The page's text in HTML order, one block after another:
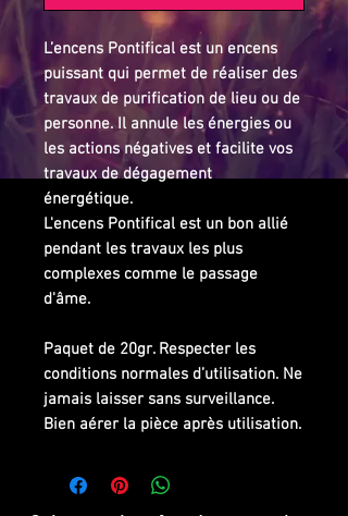
L’encens Pontifical est un encens
puissant qui permet de réaliser des
travaux de purification de lieu ou de
personne. Il annule les énergies ou
les actions négatives et facilite vos
travaux de dégagement
énergétique.
L'encens Pontifical est un bon allié
pendant les travaux les plus
complexes comme le passage
d'âme.
Paquet de 20gr. Respecter les
conditions normales d’utilisation. Ne
jamais laisser sans surveillance.
Bien aérer la pièce après utilisation.